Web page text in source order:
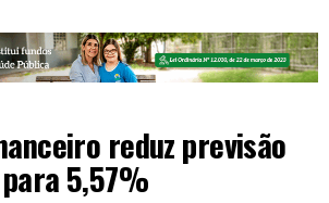
reduz previsão
5,57%